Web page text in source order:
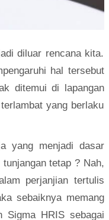
diluar rencana kita.
hal tersebut
ditemui di lapangan
yang berlaku
yang menjadi dasar
tetap ? Nah,
perjanjian tertulis
sebaiknya memang
Sigma HRISsebagai